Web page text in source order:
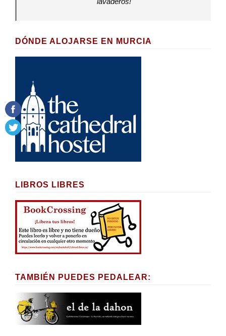
DÓNDE ALOJARSE EN MURCIA
LIBROS LIBRES
TAMBIÉN PUEDES PEDALEAR: